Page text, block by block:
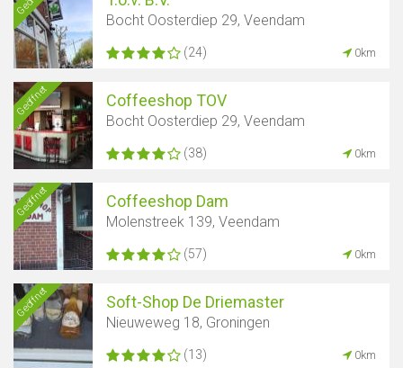
Bocht Oosterdiep 29, Veendam
(24) 0km
Geöffnet Coffeeshop TOV
Bocht Oosterdiep 29, Veendam
(38) 0km
Geöffnet Coffeeshop Dam
Molenstreek 139, Veendam
(57) 0km
Geöffnet Soft-Shop De Driemaster
Nieuweweg 18, Groningen
(13) 0km